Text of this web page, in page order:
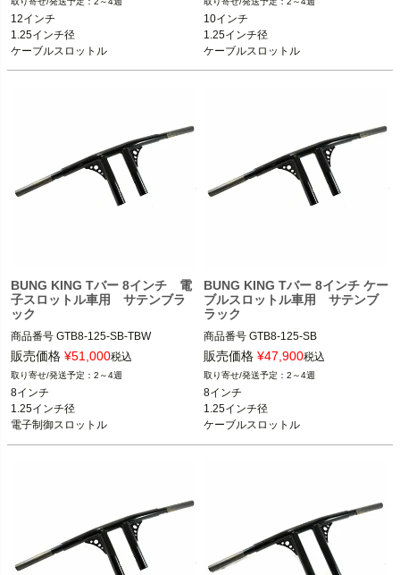
BUNG KING(バンキン)
12インチ
1.25インチ径
ケーブルスロットル
BUNG KING(バンキン)
10インチ
1.25インチ径
ケーブルスロットル
BUNG KING Tバー 8インチ 電
子スロットル車用 サテンブラ
ック
商品番号 GTB8-125-SB-TBW
スポーツスター、ダイナ、ソフテイル
※スプリンガー除く
BUNG KING(バンキン)
販売価格 ¥51,000税込
2～4週
8インチ
1.25インチ径
電子制御スロットル
BUNG KING Tバー 8インチ ケー
ブルスロットル車用 サテンブ
ラック
商品番号 GTB8-125-SB
スポーツスター、ダイナ、ソフテイル
※スプリンガー除く
BUNG KING
販売価格 ¥47,900税込
2～4週
8インチ
1.25インチ径
ケーブルスロットル